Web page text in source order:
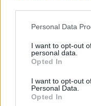
Please note that this
not limited to your visit
grant or deny consent
use your data for
consent section.
Personal Data
I want to opt-out
personal data.
Opted In
I want to opt-out
Personal Data.
Opted In
Ajánlott